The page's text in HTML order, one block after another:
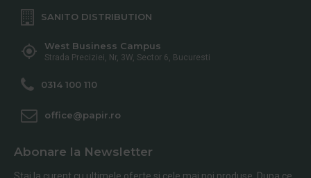
SANITO DISTRIBUTION
West Business Campus
Strada Preciziei, Nr, 3W, Sector 6, Bucuresti
0314 100 110
office@papir.ro
Abonare la Newsletter
Stai la curent cu ultimele oferte si cele mai noi produse. Dupa ce